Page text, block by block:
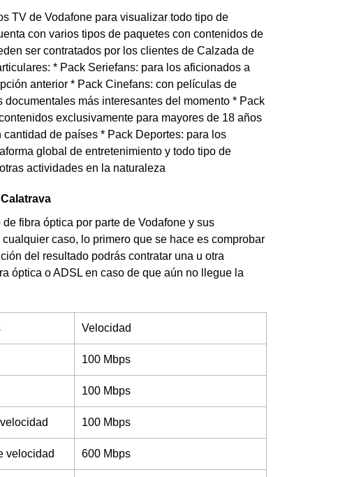
TV de Vodafone para visualizar todo tipo de
con varios tipos de paquetes con contenidos de
ser contratados por los clientes de Calzada de
* Pack Seriefans: para los aficionados a
anterior * Pack Cinefans: con películas de
más interesantes del momento * Pack
exclusivamente para mayores de 18 años
de países * Pack Deportes: para los
global de entretenimiento y todo tipo de
actividades en la naturaleza
fibra óptica por parte de Vodafone y sus
caso, lo primero que se hace es comprobar
del resultado podrás contratar una u otra
óptica o ADSL en caso de que aún no llegue la
Velocidad
100 Mbps
100 Mbps
100 Mbps
velocidad 600 Mbps